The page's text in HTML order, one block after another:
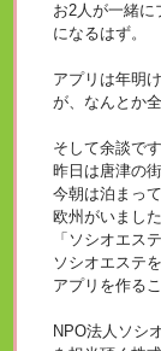
お2人が一緒に
になるはず。
アプリは年明
が、なんとか
そして余談です
昨日は唐津の
今朝は泊まっ
欧州がいました
「ソシオエス
ソシオエステ
アプリを作る
NPO法人ソシ